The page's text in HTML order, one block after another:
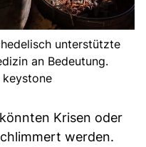
unterstützte
an Bedeutung.
Krisen oder
werden.